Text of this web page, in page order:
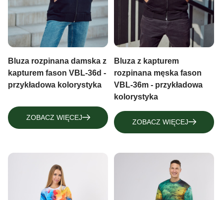
Bluza rozpinana damska z
kapturem fason VBL-36d -
przykładowa kolorystyka
ZOBACZ WIĘCEJ
Bluza z kapturem
rozpinana męska fason
VBL-36m - przykładowa
kolorystyka
ZOBACZ WIĘCEJ